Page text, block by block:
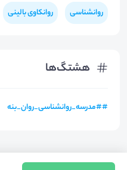
روانشناسی روانکاوی بالینی
هشتگ‌ها
##مدرسه_روانشناسی_روان_بنه